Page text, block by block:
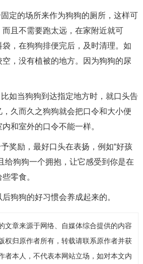
定的场所来作为狗狗的厕所，这样可
而且不需要跑太远，在家附近就可
袋，在狗狗排便完后，及时清理。如
，没有植被的地方。因为狗狗的尿
如当狗狗到达指定地方时，就口头告
久而久之狗狗就会把口令和大小便
和室外的口令不能一样。
奖励，最好口头在表扬，例如“好孩
给狗狗一个拥抱，让它感受到你是在
零食。
狗狗的好习惯会养成起来的。
文章来源于网络、自媒体综合提供的内容
权归原作者所有，转载请联系原作者并获
者本人，不代表本网站立场，如对本文内